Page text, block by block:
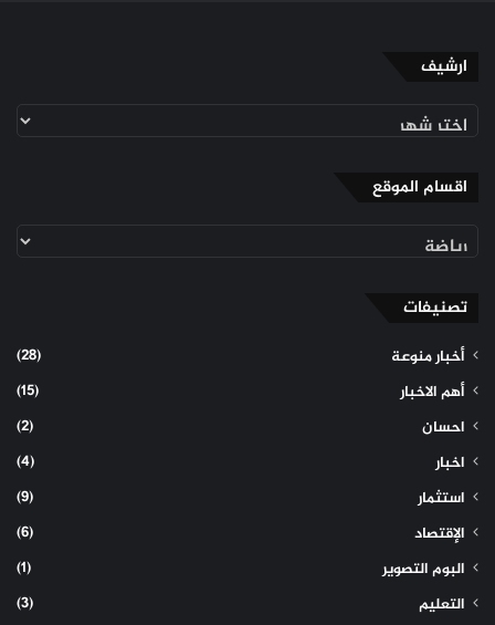
ارشيف
اقسام الموقع
اقسام
الموقع
تصنيفات
أخبار منوعة
(28)
أهم الاخبار
(15)
احسان
(2)
اخبار
(4)
استثمار
(9)
الإقتصاد
(6)
البوم التصوير
(1)
التعليم
(3)